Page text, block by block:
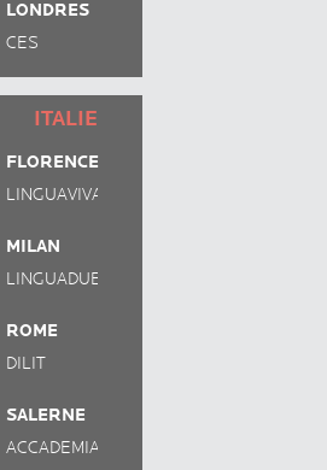
ACADEMY
LONDRES
CES
ITALIE
FLORENCE
LINGUAVIVA
MILAN
LINGUADUE
ROME
DILIT
HOUSE
SALERNE
ACCADEMIA